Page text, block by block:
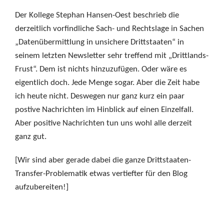
Der Kollege Stephan Hansen-Oest beschrieb die
derzeitlich vorfindliche Sach- und Rechtslage in Sachen
„Datenübermittlung in unsichere Drittstaaten“ in
seinem letzten Newsletter sehr treffend mit „Drittlands-
Frust“. Dem ist nichts hinzuzufügen. Oder wäre es
eigentlich doch. Jede Menge sogar. Aber die Zeit habe
ich heute nicht. Deswegen nur ganz kurz ein paar
postive Nachrichten im Hinblick auf einen Einzelfall.
Aber positive Nachrichten tun uns wohl alle derzeit
ganz gut.
[Wir sind aber gerade dabei die ganze Drittstaaten-
Transfer-Problematik etwas vertiefter für den Blog
aufzubereiten!]